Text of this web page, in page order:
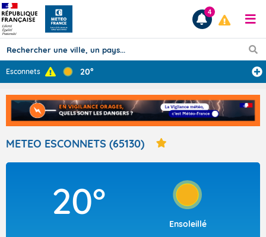
Prévisions
TOUS LES RÉSULTATS
Articles
4
Esconnets 20°
METEO ESCONNETS (65130)
20°
Ensoleillé